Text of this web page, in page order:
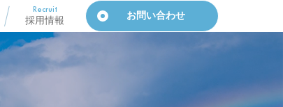
Recruit
採用情報 お問い合わせ